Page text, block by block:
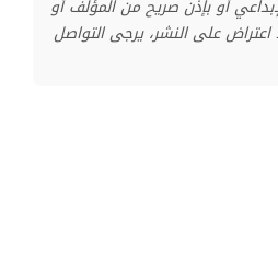
أو بإذن صريح من المؤلف أو
على النشر، يرجى التواصل